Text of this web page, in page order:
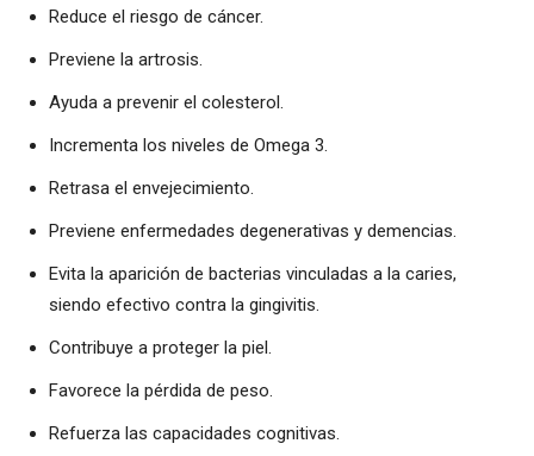
Reduce el riesgo de cáncer.
Previene la artrosis.
Ayuda a prevenir el colesterol.
Incrementa los niveles de Omega 3.
Retrasa el envejecimiento.
Previene enfermedades degenerativas y demencias.
Evita la aparición de bacterias vinculadas a la caries,
siendo efectivo contra la gingivitis.
Contribuye a proteger la piel.
Favorece la pérdida de peso.
Refuerza las capacidades cognitivas.